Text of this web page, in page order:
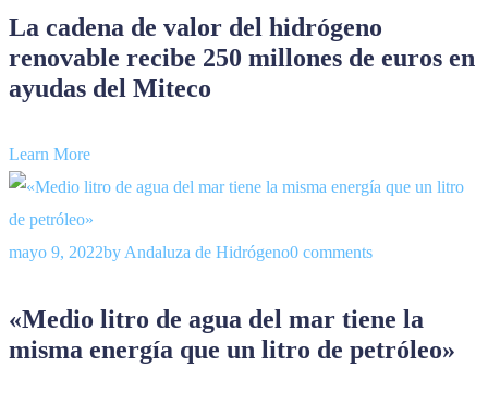
La cadena de valor del hidrógeno
renovable recibe 250 millones de euros en
ayudas del Miteco
Learn More
mayo 9, 2022by Andaluza de Hidrógeno0 comments
«Medio litro de agua del mar tiene la
misma energía que un litro de petróleo»